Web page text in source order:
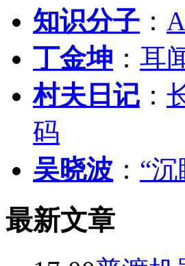
知识分子 ：
丁金坤 ： 耳
村夫日记 ：
码
吴晓波 ： “
最新文章